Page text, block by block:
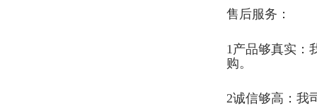
售后服务：
1产品够真实：
购。
2诚信够高：我